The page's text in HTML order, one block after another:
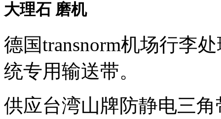
大理石 磨机
德国transnorm机场行李
统专用输送带。
供应台湾山牌防静电三